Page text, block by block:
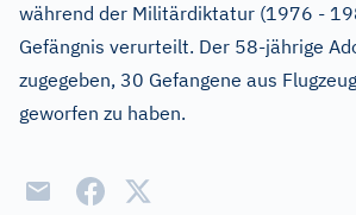
während der Militärdiktatur (1976 -
Gefängnis verurteilt. Der 58-jährige
zugegeben, 30 Gefangene aus
geworfen zu haben.